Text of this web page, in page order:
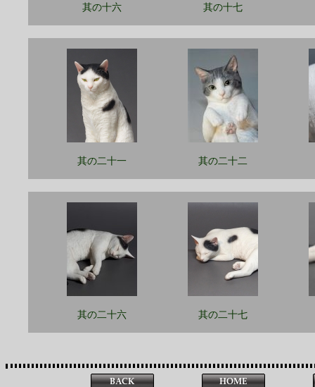
其の十六 其の十七
其の二十一 其の二十二
其の二十六 其の二十七